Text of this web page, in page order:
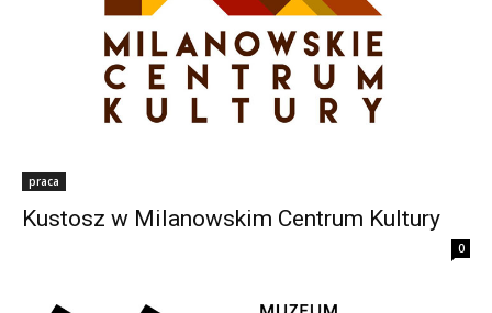
praca
Kustosz w Milanowskim Centrum Kultury
0